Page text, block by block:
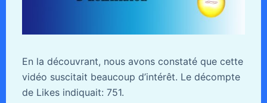
En la découvrant, nous avons constaté que cette
vidéo suscitait beaucoup d’intérêt. Le décompte
de Likes indiquait: 751.